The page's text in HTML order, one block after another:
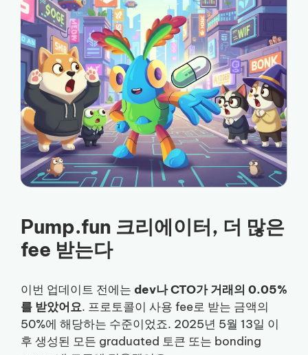
Pump.fun 크리에이터, 더 많은
fee 받는다
이번 업데이트 전에는 dev나 CTO가 거래의 0.05%
를 받았어요. 프로토콜이 사용 fee로 받는 금액의
50%에 해당하는 수준이었죠. 2025년 5월 13일 이
후 생성된 모든 graduated 토큰 또는 bonding